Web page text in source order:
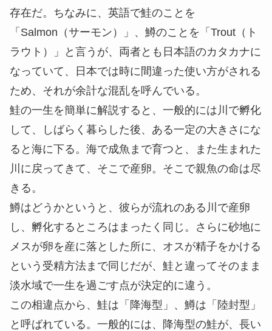
存在だ。ちなみに、英語で鮭のことを
「Salmon（サーモン）」、鱒のことを「Trout（ト
ラウト）」と言うが、両者とも日本語のカタカナに
なっていて、日本では時に間違った使い方がされる
ため、それが余計な混乱を呼んでいる。
鮭の一生を簡単に解説すると、一般的には川で孵化
して、しばらく暮らした後、ある一定の大きさにな
ると海に下る。海で成魚まで育つと、また生まれた
川に戻ってきて、そこで産卵。そこで親魚の命は尽
きる。
鱒はどうかというと、彼らが流れのある川で産卵
し、孵化するところはまったく同じ。さらに砂地に
メスが卵を産に落とした所に、オスが精子をかける
という受精方法まで同じだが、鮭と違ってそのまま
淡水域で一生を過ごす点が決定的に違う。
この相違点から、鮭は「降海型」、鱒は「陸封型」
と呼ばれている。一般的には、降海型の鮭が、長い